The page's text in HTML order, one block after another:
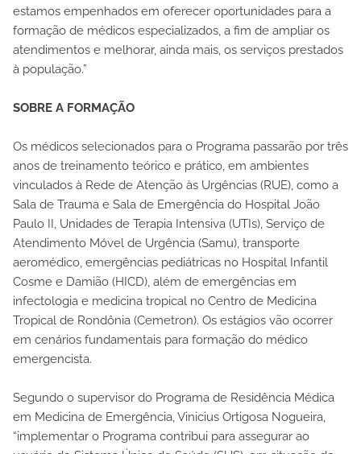
estamos empenhados em oferecer oportunidades para a
formação de médicos especializados, a fim de ampliar os
atendimentos e melhorar, ainda mais, os serviços prestados
à população.”
SOBRE A FORMAÇÃO
Os médicos selecionados para o Programa passarão por três
anos de treinamento teórico e prático, em ambientes
vinculados à Rede de Atenção às Urgências (RUE), como a
Sala de Trauma e Sala de Emergência do Hospital João
Paulo II, Unidades de Terapia Intensiva (UTIs), Serviço de
Atendimento Móvel de Urgência (Samu), transporte
aeromédico, emergências pediátricas no Hospital Infantil
Cosme e Damião (HICD), além de emergências em
infectologia e medicina tropical no Centro de Medicina
Tropical de Rondônia (Cemetron). Os estágios vão ocorrer
em cenários fundamentais para formação do médico
emergencista.
Segundo o supervisor do Programa de Residência Médica
em Medicina de Emergência, Vinicius Ortigosa Nogueira,
“implementar o Programa contribui para assegurar ao